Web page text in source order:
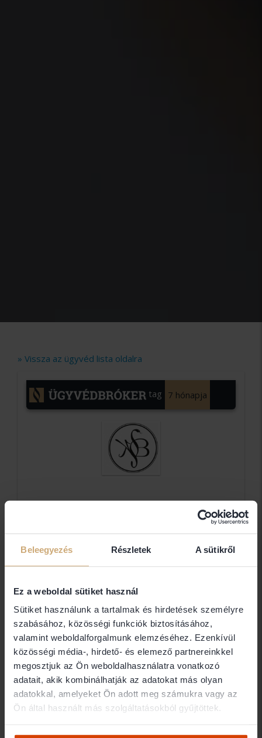
Beleegyezés Részletek A sütikről
Ez a weboldal sütiket használ
Sütiket használunk a tartalmak és hirdetések személyre
szabásához, közösségi funkciók biztosításához,
valamint weboldalforgalmunk elemzéséhez. Ezenkívül
közösségi média-, hirdető- és elemező partnereinkkel
megosztjuk az Ön weboldalhasználatra vonatkozó
adatait, akik kombinálhatják az adatokat más olyan
adatokkal, amelyeket Ön adott meg számukra vagy az
Ön által használt más szolgáltatásokból gyűjtöttek.
» Vissza az ügyvéd lista oldalra
tag 7 hónapja
Dr.
Barbara
Ügyvédi
Iroda
Dr. Kiss Barbara
Elérhetőségek
1139 Budapest Petneházy utca 14.
+36703645237
Ügyfélfogadás